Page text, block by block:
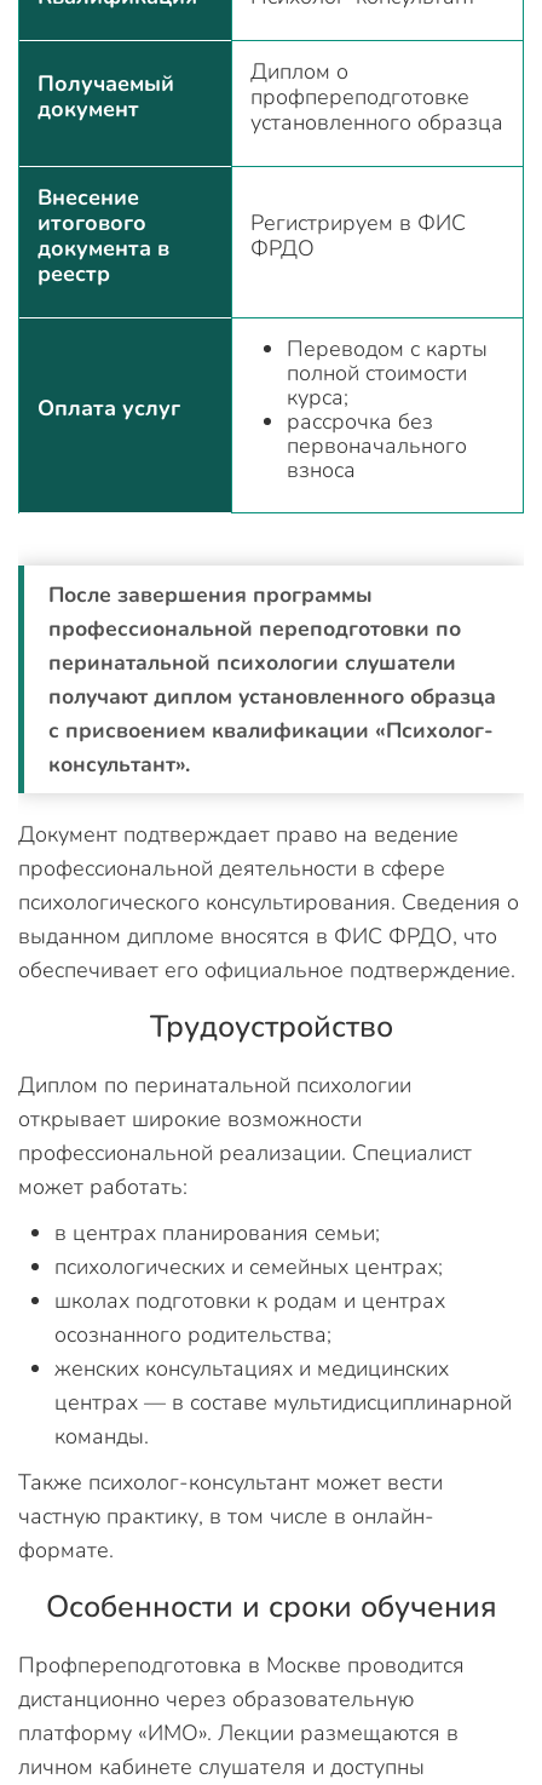
Получаемый
документ
Диплом о
профпереподготовке
установленного образца
Внесение
итогового
документа в
реестр
Регистрируем в ФИС
ФРДО
Оплата услуг
Переводом с карты
полной стоимости
курса;
рассрочка без
первоначального
взноса
После завершения программы
профессиональной переподготовки по
перинатальной психологии слушатели
получают диплом установленного образца
с присвоением квалификации «Психолог-
консультант».
Документ подтверждает право на ведение
профессиональной деятельности в сфере
психологического консультирования. Сведения о
выданном дипломе вносятся в ФИС ФРДО, что
обеспечивает его официальное подтверждение.
Трудоустройство
Диплом по перинатальной психологии
открывает широкие возможности
профессиональной реализации. Специалист
может работать:
в центрах планирования семьи;
психологических и семейных центрах;
школах подготовки к родам и центрах
осознанного родительства;
женских консультациях и медицинских
центрах — в составе мультидисциплинарной
команды.
Также психолог-консультант может вести
частную практику, в том числе в онлайн-
формате.
Особенности и сроки обучения
Профпереподготовка в Москве проводится
дистанционно через образовательную
платформу «ИМО». Лекции размещаются в
личном кабинете слушателя и доступны